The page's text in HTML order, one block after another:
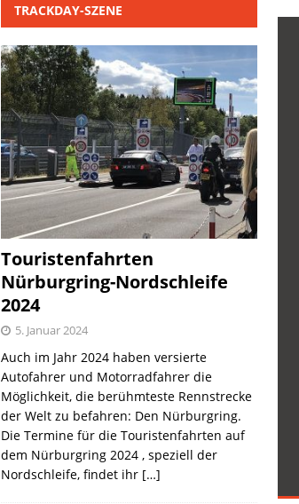
TRACKDAY-SZENE
Touristenfahrten
Nürburgring-Nordschleife
2024
5. Januar 2024
Auch im Jahr 2024 haben versierte
Autofahrer und Motorradfahrer die
Möglichkeit, die berühmteste Rennstrecke
der Welt zu befahren: Den Nürburgring.
Die Termine für die Touristenfahrten auf
dem Nürburgring 2024 , speziell der
Nordschleife, findet ihr […]